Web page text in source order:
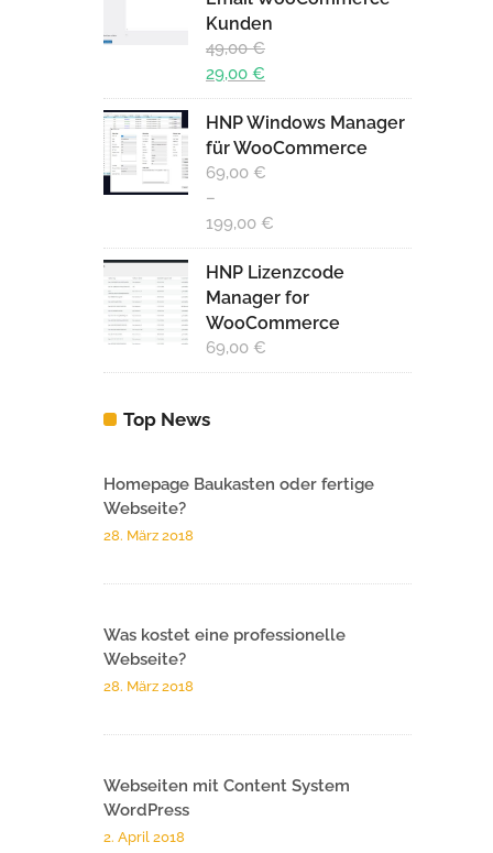
29,00 €.
Kunden
49,00€
Ursprünglicher
Preis
war:
49,00 €
29,00 €
Aktueller
Preis
ist:
29,00 €.
HNP Windows Manager
für WooCommerce
69,00 €
–
199,00 €
HNP Lizenzcode
Manager for
WooCommerce
69,00 €
Top News
Homepage Baukasten oder fertige
Webseite?
28. März 2018
Was kostet eine professionelle
Webseite?
28. März 2018
Webseiten mit Content System
WordPress
2. April 2018